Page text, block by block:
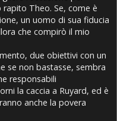
Theo. Se, come è
un uomo di sua fiducia
che compirò il mio
due obiettivi con un
se non bastasse, sembra
responsabili
la caccia a Ruyard, ed è
anche la povera